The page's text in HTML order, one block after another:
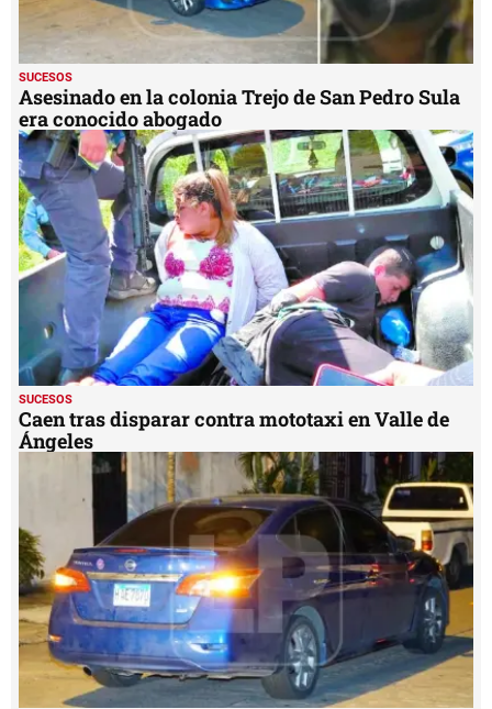
SUCESOS
Asesinado en la colonia Trejo de San Pedro Sula
era conocido abogado
SUCESOS
Caen tras disparar contra mototaxi en Valle de
Ángeles